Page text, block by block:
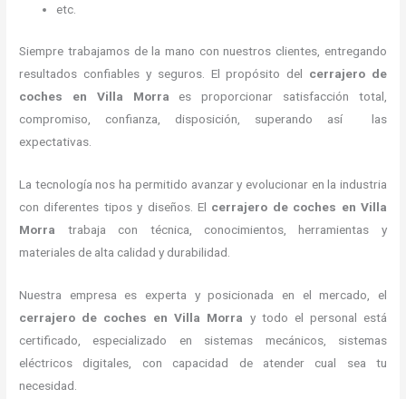
etc.
Siempre trabajamos de la mano con nuestros clientes, entregando
resultados confiables y seguros. El propósito del cerrajero de
coches en Villa Morra es proporcionar satisfacción total,
compromiso, confianza, disposición, superando así las
expectativas.
La tecnología nos ha permitido avanzar y evolucionar en la industria
con diferentes tipos y diseños. El cerrajero de coches en Villa
Morra trabaja con técnica, conocimientos, herramientas y
materiales de alta calidad y durabilidad.
Nuestra empresa es experta y posicionada en el mercado, el
cerrajero de coches en Villa Morra y todo el personal está
certificado, especializado en sistemas mecánicos, sistemas
eléctricos digitales, con capacidad de atender cual sea tu
necesidad.